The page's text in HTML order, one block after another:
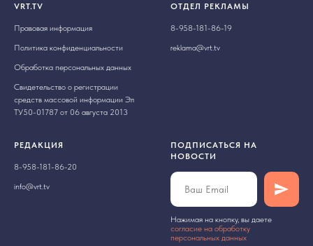
VRT.TV
Правовая информация
Политика конфиденциальности
Обработка персональных данных
Свидетельство о регистрации
средств массовой информации Эл
ТУ50-01787 от 06 августа 2013
ОТДЕЛ РЕКЛАМЫ
8-958-181-86-19
reklama@vrt.tv
РЕДАКЦИЯ
8-958-181-86-20
info@vrt.tv
ПОДПИСАТЬСЯ НА
НОВОСТИ
Нажимая на кнопку, вы даете
cогласие на обработку
персональных данных